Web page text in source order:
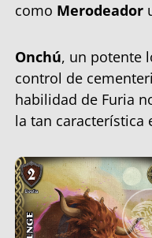
como Merodeador
Onchú, un potente
control de
habilidad de Furia
la tan característica